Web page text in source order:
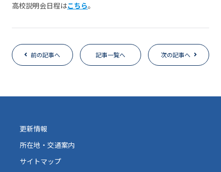
高校説明会日程はこちら。
前の記事へ 記事一覧へ 次の記事へ
更新情報
所在地・交通案内
サイトマップ